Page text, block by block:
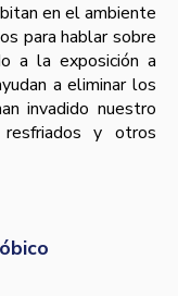
en el ambiente
para hablar sobre
a la exposición a
a eliminar los
invadido nuestro
y otros